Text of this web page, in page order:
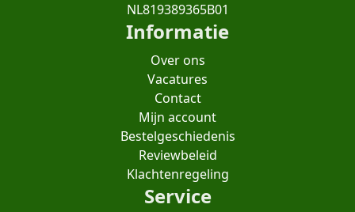
NL819389365B01
Informatie
Over ons
Vacatures
Contact
Mijn account
Bestelgeschiedenis
Reviewbeleid
Klachtenregeling
Service